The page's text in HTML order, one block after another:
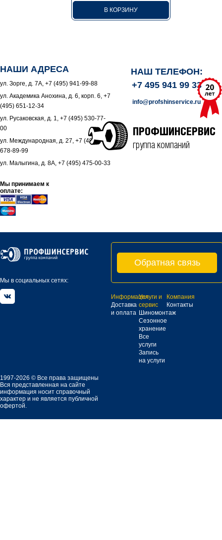
В КОРЗИНУ
НАШИ АДРЕСА
ул. Зорге, д. 7А, +7 (495) 941-99-88
ул. Академика Анохина, д. 6, корп. 6, +7
(495) 651-12-34
ул. Русаковская, д. 1, +7 (495) 530-77-
00
ул. Международная, д. 27, +7 (495)
678-89-99
ул. Малыгина, д. 8А, +7 (495) 475-00-33
Мы принимаем к
оплате:
НАШ ТЕЛЕФОН:
+7 495 941 99 33
info@profshinservice.ru
ПРОФШИНСЕРВИС
группа компаний
Мы в социальных сетях:
Обратная связь
Информация
Доставка
и оплата
Услуги и
сервис
Шиномонтаж
Сезонное
хранение
Все
услуги
Запись
на услуги
Компания
Контакты
1997-2026 © Все права защищены
Вся представленная на сайте
информация носит справочный
характер и не является публичной
офертой.